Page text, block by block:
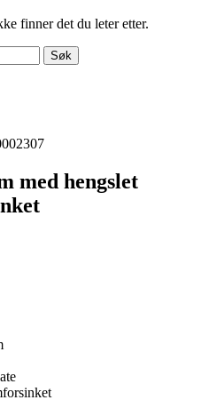
finner det du leter etter.
med hengslet